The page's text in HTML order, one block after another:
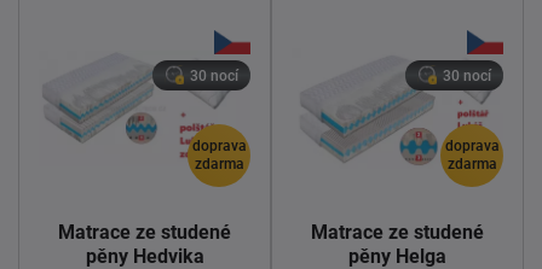
doprava
zdarma
30 nocí
Matrace ze studené
pěny Hedvika
doprava
zdarma
30 nocí
Matrace ze studené
pěny Helga